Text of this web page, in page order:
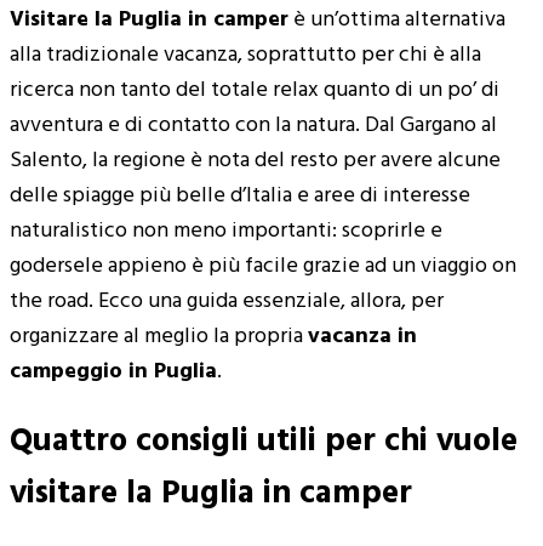
Visitare la Puglia in camperè un’ottima alternativa
alla tradizionale vacanza, soprattutto per chi è alla
ricerca non tanto del totale relax quanto di un po’ di
avventura e di contatto con la natura. Dal Gargano al
Salento, la regione è nota del resto per avere alcune
delle spiagge più belle d’Italia e aree di interesse
naturalistico non meno importanti: scoprirle e
godersele appieno è più facile grazie ad un viaggio on
the road. Ecco una guida essenziale, allora, per
organizzare al meglio la propriavacanza in
campeggio in Puglia.
Quattro consigli utili per chi vuole
visitare la Puglia in camper